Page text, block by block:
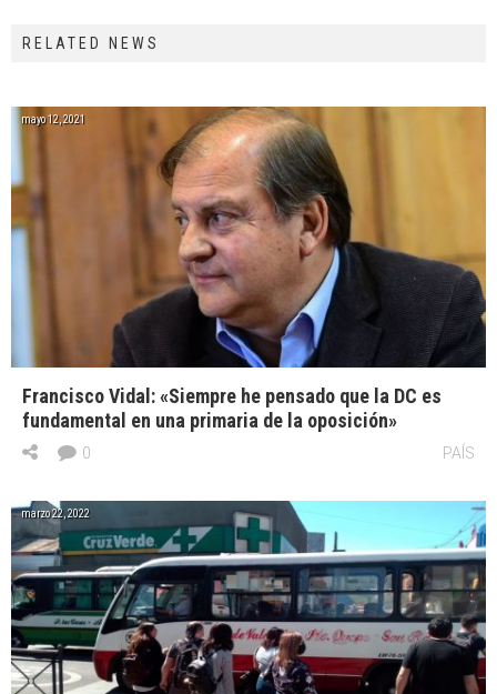
RELATED NEWS
mayo 12, 2021
Francisco Vidal: «Siempre he pensado que la DC es
fundamental en una primaria de la oposición»
PAÍS
0
marzo 22, 2022